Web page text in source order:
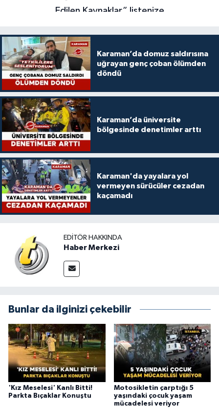
Karaman’da domuz saldırısına
uğrayan genç çoban ölümden
döndü
Karaman’da üniversite
bölgesinde denetimler arttı
Karaman'da yayalara yol
vermeyen sürücüler cezadan
kaçamadı
EDITÖR HAKKINDA
Haber Merkezi
Bunlar da ilginizi çekebilir
'Kız Meselesi' Kanlı Bitti!
Parkta Bıçaklar Konuştu
Motosikletin çarptığı 5
yaşındaki çocuk yaşam
mücadelesi veriyor